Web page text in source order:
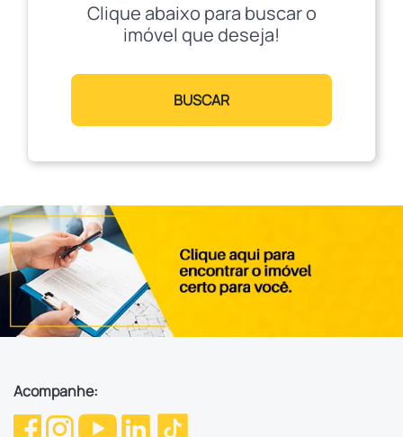
Clique abaixo para buscar o
imóvel que deseja!
BUSCAR
Acompanhe: